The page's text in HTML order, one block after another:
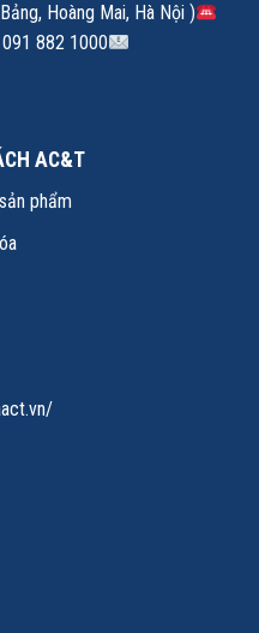
Hoàng Mai, Hà Nội )
091 882 1000
AC&T
phẩm